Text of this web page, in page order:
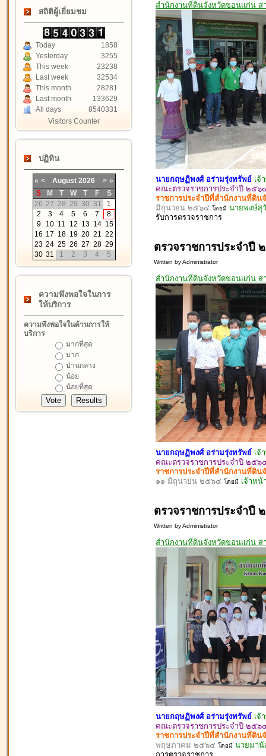
สถิติผู้เยี่ยมชม
Today
1858
Yesterday
3255
This week
23238
Last week
32534
This month
28281
Last month
133629
All days
8540331
Visitors Counter
ปฏิทิน
« < August 2026 > »
S
M T W T F
S
26 27 28 29 30 31
1
2
3 4 5 6 7
8
9
10 11 12 13 14 15
16 17 18 19 20 21 22
23 24 25 26 27 28 29
30 31 1 2 3 4 5
ความพึงพอใจในการ
ให้บริการ
ความพึงพอใจในด้านการให้
บริการ
มากที่สุด
มาก
ปานกลาง
น้อย
น้อยที่สุด
สำนักงานที่ดินจังหวัดขอนแก่น ส
นายกฤษฏิพงศ์ อร่ามรุ่งทรัพย์ เจ้
คณะตรวจราชการประจำปี ๒๕
ราชการประจำปีที่สำนักงานที่ดิ
มิถุนายน ๒๕๖๔ โดยมี นายพงษ์สุ
รับการตรวจราชการ
ตรวจราชการประจำปี
Written by Administrator
สำนักงานที่ดินจังหวัดขอนแก่น ส
นายกฤษฏิพงศ์ อร่ามรุ่งทรัพย์ เจ้
คณะตรวจราชการประจำปี ๒๕
ราชการประจำปีที่สำนักงานที่ดิ
๑๑ มิถุนายน ๒๕๖๔ โดยมี เจ้าห
ตรวจราชการประจำปี
Written by Administrator
สำนักงานที่ดินจังหวัดขอนแก่น ส
นายกฤษฏิพงศ์ อร่ามรุ่งทรัพย์ เจ้
คณะตรวจราชการประจำปี ๒๕
ราชการประจำปีที่สำนักงานที่ดิ
พฤษภาคม ๒๕๖๔ โดยมี นายมานั